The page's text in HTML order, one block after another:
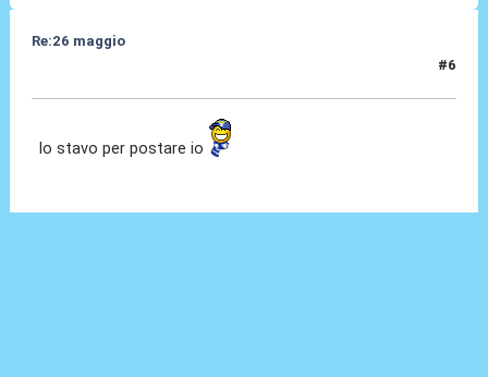
Re:26 maggio
#6
lo stavo per postare io